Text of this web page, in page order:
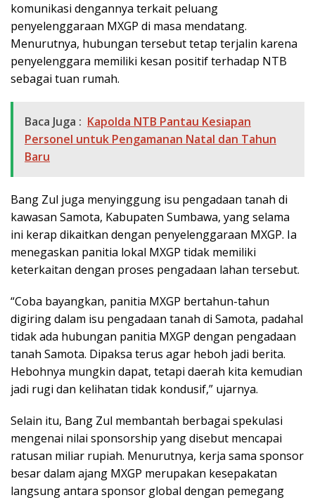
komunikasi dengannya terkait peluang
penyelenggaraan MXGP di masa mendatang.
Menurutnya, hubungan tersebut tetap terjalin karena
penyelenggara memiliki kesan positif terhadap NTB
sebagai tuan rumah.
Baca Juga : Kapolda NTB Pantau Kesiapan
Personel untuk Pengamanan Natal dan Tahun
Baru
Bang Zul juga menyinggung isu pengadaan tanah di
kawasan Samota, Kabupaten Sumbawa, yang selama
ini kerap dikaitkan dengan penyelenggaraan MXGP. Ia
menegaskan panitia lokal MXGP tidak memiliki
keterkaitan dengan proses pengadaan lahan tersebut.
“Coba bayangkan, panitia MXGP bertahun-tahun
digiring dalam isu pengadaan tanah di Samota, padahal
tidak ada hubungan panitia MXGP dengan pengadaan
tanah Samota. Dipaksa terus agar heboh jadi berita.
Hebohnya mungkin dapat, tetapi daerah kita kemudian
jadi rugi dan kelihatan tidak kondusif,” ujarnya.
Selain itu, Bang Zul membantah berbagai spekulasi
mengenai nilai sponsorship yang disebut mencapai
ratusan miliar rupiah. Menurutnya, kerja sama sponsor
besar dalam ajang MXGP merupakan kesepakatan
langsung antara sponsor global dengan pemegang